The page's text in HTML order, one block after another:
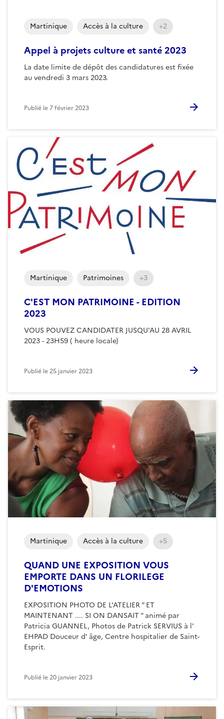
Appel à projets culture et santé 2023
La date limite de dépôt des candidatures est fixée
au vendredi 3 mars 2023.
Martinique Accès à la culture +2
Publié le7 février 2023
C'EST MON PATRIMOINE - EDITION
2023
VOUS POUVEZ CANDIDATER JUSQU'AU 28 AVRIL
2023 - 23H59 ( heure locale)
Martinique Patrimoines +3
Publié le25 janvier 2023
QUAND UNE EXPOSITION VOUS
EMPORTE DANS UN FLORILEGE
D'EMOTIONS
EXPOSITION PHOTO DE L'ATELIER " ET
MAINTENANT .... SI ON DANSAIT " animé par
Patricia GUANNEL, Photos de Patrick SERVIUS à l'
EHPAD Douceur d' âge, Centre hospitalier de Saint-
Esprit.
Martinique Accès à la culture +5
Publié le20 janvier 2023